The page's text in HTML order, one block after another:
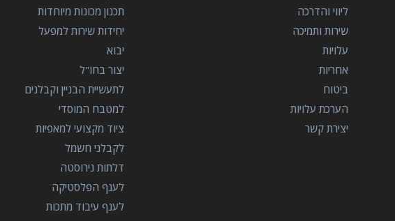
ליווי והדרכה
שירות ותמיכה
עלויות
אחריות
ביטוח
הערכת עלויות
יצירת קשר
תכנון מכונות מיוחדות
יחידות שירות למפעל
יבוא
יצור בחו"ל
לתעשיית הבניין וקבלנים
למטבח המוסדי
ציוד מקצועי למאפיות
לקבלני חשמל
דלתות נירוסטה
לענף הפלסטיקה
לענף עיבוד מתכות